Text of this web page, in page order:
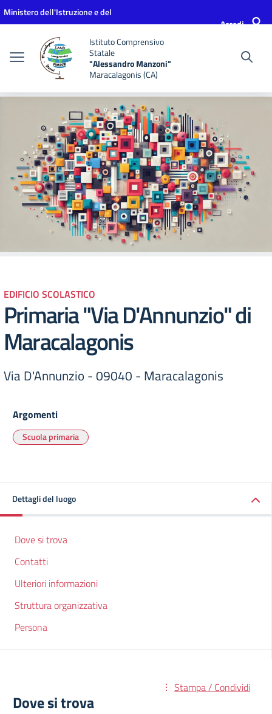
Vai ai contenuti
Vai al menu di navigazione
Vai al footer
Ministero dell'Istruzione e del
Accedi
Istituto Comprensivo
Statale
"Alessandro Manzoni"
Maracalagonis (CA)
EDIFICIO SCOLASTICO
Primaria "Via D'Annunzio" di
Maracalagonis
Via D'Annunzio - 09040 - Maracalagonis
Argomenti
Scuola primaria
Dettagli del luogo
Dove si trova
Contatti
Ulteriori informazioni
Struttura organizzativa
Persona
Stampa / Condividi
Dove si trova